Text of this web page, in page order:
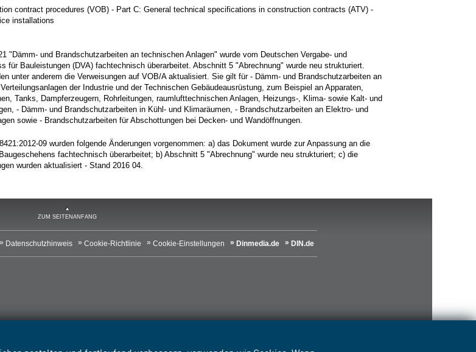
contract procedures (VOB) - Part C: General technical specifications in construction contracts (ATV) -
installations
"Dämm- und Brandschutzarbeiten an technischen Anlagen" wurde vom Deutschen Vergabe- und
für Bauleistungen (DVA) fachtechnisch überarbeitet. Abschnitt 5 "Abrechnung" wurde neu strukturiert.
unter anderem die Verweisungen auf VOB/A aktualisiert. Sie gilt für - Dämm- und Brandschutzarbeiten an
der Industrie und der Technischen Gebäudeausrüstung, zum Beispiel an Apparaten,
Tanks, Dampferzeugern, Rohrleitungen, raumlufttechnischen Anlagen, Heizungs-, Klima- sowie Kalt- und
- Dämm- und Brandschutzarbeiten in Kühl- und Klimaräumen, - Brandschutzarbeiten an Elektro- und
sowie - Brandschutzarbeiten für Abschottungen bei Decken- und Wandöffnungen.
09 wurden folgende Änderungen vorgenommen: a) das Dokument wurde zur Anpassung an die
fachtechnisch überarbeitet; b) Abschnitt 5 "Abrechnung" wurde neu strukturiert; c) die
wurden aktualisiert - Stand 2016 04.
ZUM SEITENANFANG
Datenschutzhinweis Cookie-Richtlinie Cookie-Einstellungen Dinmedia.de DIN.de